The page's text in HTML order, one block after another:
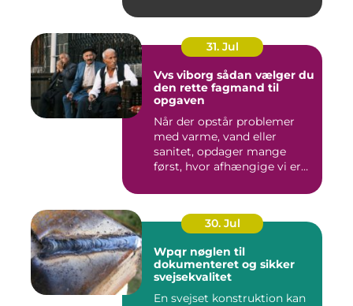
31. Jul
Vvs viborg sådan vælger du
den rette fagmand til
opgaven
Når der opstår problemer
med varme, vand eller
sanitet, opdager mange
først, hvor afhængige vi er
30. Jul
Wpqr nøglen til
dokumenteret og sikker
svejsekvalitet
En svejset konstruktion kan